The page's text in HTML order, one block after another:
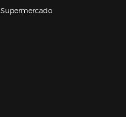
Supermercado